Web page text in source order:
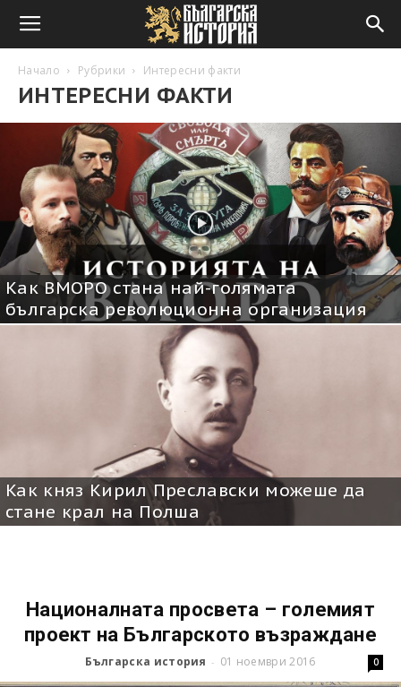
Начало Рубрики Интересни факти
ИНТЕРЕСНИ ФАКТИ
Как ВМОРО стана най-голямата
българска революционна организация
Kaк княз Кирил Преславски можеше да
стане крал на Полша
Националната просвета – големият
проект на Българското възраждане
Българска история - 01 ноември 2016 0